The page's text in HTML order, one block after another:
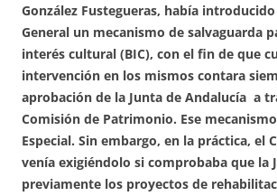
González Fustegueras, había
General un mecanismo de salvaguarda
interés cultural (BIC), con el fin de que
intervención en los mismos contara
aprobación de la Junta de Andalucía a
Comisión de Patrimonio. Ese
Especial. Sin embargo, en la práctica, el
venía exigiéndolo si comprobaba que la
previamente los proyectos de